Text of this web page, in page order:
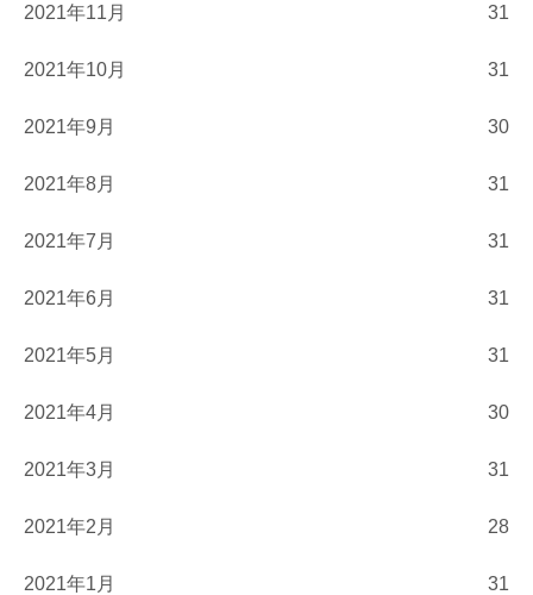
2021年11月 31
2021年10月 31
2021年9月 30
2021年8月 31
2021年7月 31
2021年6月 31
2021年5月 31
2021年4月 30
2021年3月 31
2021年2月 28
2021年1月 31